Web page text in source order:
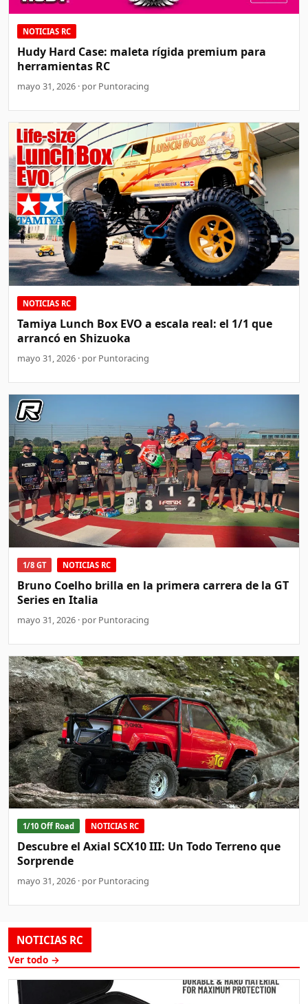
NOTICIAS RC
Hudy Hard Case: maleta rígida premium para
herramientas RC
mayo 31, 2026 · por Puntoracing
NOTICIAS RC
Tamiya Lunch Box EVO a escala real: el 1/1 que
arrancó en Shizuoka
mayo 31, 2026 · por Puntoracing
1/8 GT NOTICIAS RC
Bruno Coelho brilla en la primera carrera de la GT
Series en Italia
mayo 31, 2026 · por Puntoracing
1/10 Off Road NOTICIAS RC
Descubre el Axial SCX10 III: Un Todo Terreno que
Sorprende
mayo 31, 2026 · por Puntoracing
NOTICIAS RC
Ver todo →